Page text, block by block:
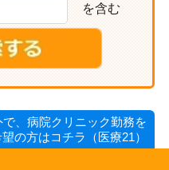
を含む
、病院クリニック勤務を
望の方はコチラ（医療21）